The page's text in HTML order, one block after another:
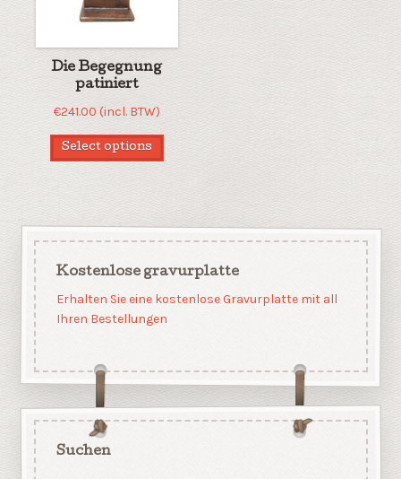
Die Begegnung
patiniert
€241.00 (incl. BTW)
Select options
Kostenlose gravurplatte
Erhalten Sie eine kostenlose Gravurplatte mit all
Ihren Bestellungen
Suchen